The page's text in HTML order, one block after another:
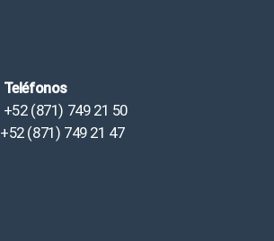
Teléfonos
+52 (871) 749 21 50
+52 (871) 749 21 47